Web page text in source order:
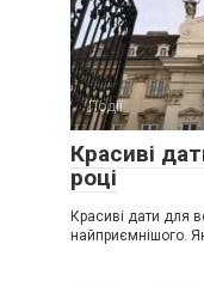
Події
Красиві
році
Красиві дати для
найприємнішого.